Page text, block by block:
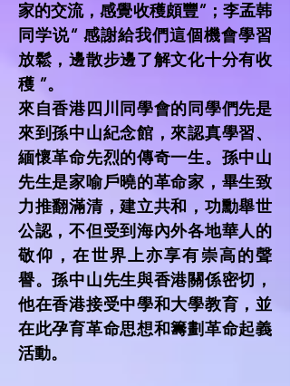
家的交流，感覺收穫頗豐”；李孟韩
同学说“ 感謝給我們這個機會學習
放鬆，邊散步邊了解文化十分有收
穫 ”。
來自香港四川同學會的同學們先是
來到孫中山紀念館，來認真學習、
緬懷革命先烈的傳奇一生。孫中山
先生是家喻戶曉的革命家，畢生致
力推翻滿清，建立共和，功勳舉世
公認，不但受到海內外各地華人的
敬仰，在世界上亦享有崇高的聲
譽。孫中山先生與香港關係密切，
他在香港接受中學和大學教育，並
在此孕育革命思想和籌劃革命起義
活動。